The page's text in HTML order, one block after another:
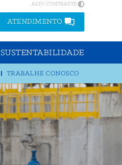
ALTO CONTRASTE
ATENDIMENTO
SUSTENTABILIDADE
TRABALHE CONOSCO